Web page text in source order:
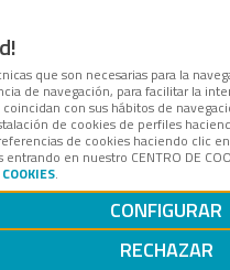
que son necesarias para la
de navegación, para facilitar la
con sus hábitos de
de cookies de perfiles
de cookies haciendo clic en
en nuestro CENTRO DE
.
CONFIGURAR
RECHAZAR